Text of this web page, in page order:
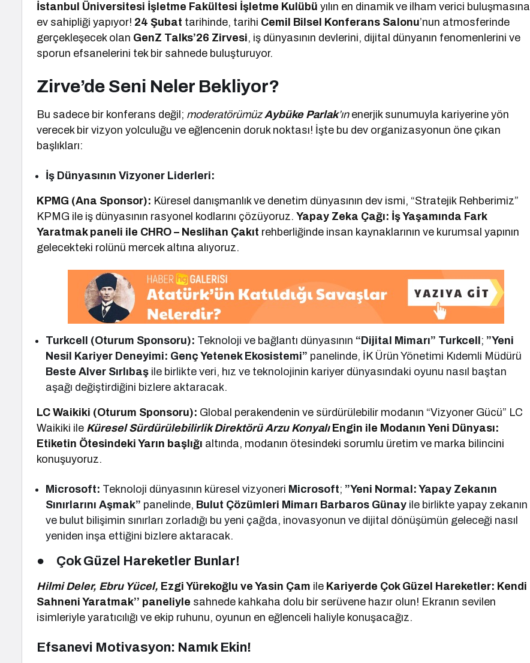
İstanbul Üniversitesi İşletme Fakültesi İşletme Kulübü yılın en dinamik ve ilham verici buluşmasına
ev sahipliği yapıyor! 24 Şubat tarihinde, tarihi Cemil Bilsel Konferans Salonu’nun atmosferinde
gerçekleşecek olan GenZ Talks’26 Zirvesi, iş dünyasının devlerini, dijital dünyanın fenomenlerini ve
sporun efsanelerini tek bir sahnede buluşturuyor.
Zirve’de Seni Neler Bekliyor?
Bu sadece bir konferans değil; moderatörümüzAybüke Parlak’ınenerjik sunumuyla kariyerine yön
verecek bir vizyon yolculuğu ve eğlencenin doruk noktası! İşte bu dev organizasyonun öne çıkan
başlıkları:
İş Dünyasının Vizyoner Liderleri:
KPMG (Ana Sponsor): Küresel danışmanlık ve denetim dünyasının dev ismi, “Stratejik Rehberimiz”
KPMG ile iş dünyasının rasyonel kodlarını çözüyoruz.Yapay Zeka Çağı: İş Yaşamında Fark
Yaratmak paneli ile CHRO – Neslihan Çakıt rehberliğinde insan kaynaklarının ve kurumsal yapının
gelecekteki rolünü mercek altına alıyoruz.
Turkcell (Oturum Sponsoru): Teknoloji ve bağlantı dünyasının “Dijital Mimarı” Turkcell ; ”Yeni
Nesil Kariyer Deneyimi: Genç Yetenek Ekosistemi” panelinde, İK Ürün Yönetimi Kıdemli Müdürü
Beste Alver Sırlıbaş ile birlikte veri, hız ve teknolojinin kariyer dünyasındaki oyunu nasıl baştan
aşağı değiştirdiğini bizlere aktaracak.
LC Waikiki (Oturum Sponsoru): Global perakendenin ve sürdürülebilir modanın “Vizyoner Gücü” LC
Waikiki ile Küresel Sürdürülebilirlik Direktörü Arzu Konyalı Engin ile Modanın Yeni Dünyası:
Etiketin Ötesindeki Yarın başlığı altında, modanın ötesindeki sorumlu üretim ve marka bilincini
konuşuyoruz.
Microsoft: Teknoloji dünyasının küresel vizyoneri Microsoft; ”Yeni Normal: Yapay Zekanın
Sınırlarını Aşmak” panelinde, Bulut Çözümleri Mimarı Barbaros Günay ile birlikte yapay zekanın
ve bulut bilişimin sınırları zorladığı bu yeni çağda, inovasyonun ve dijital dönüşümün geleceği nasıl
yeniden inşa ettiğini bizlere aktaracak.
● Çok Güzel Hareketler Bunlar!
Hilmi Deler, Ebru Yücel, Ezgi Yürekoğlu ve Yasin Çam ile Kariyerde Çok Güzel Hareketler: Kendi
Sahneni Yaratmak’’ paneliyle sahnede kahkaha dolu bir serüvene hazır olun! Ekranın sevilen
isimleriyle yaratıcılığı ve ekip ruhunu, oyunun en eğlenceli haliyle konuşacağız.
Efsanevi Motivasyon: Namık Ekin!